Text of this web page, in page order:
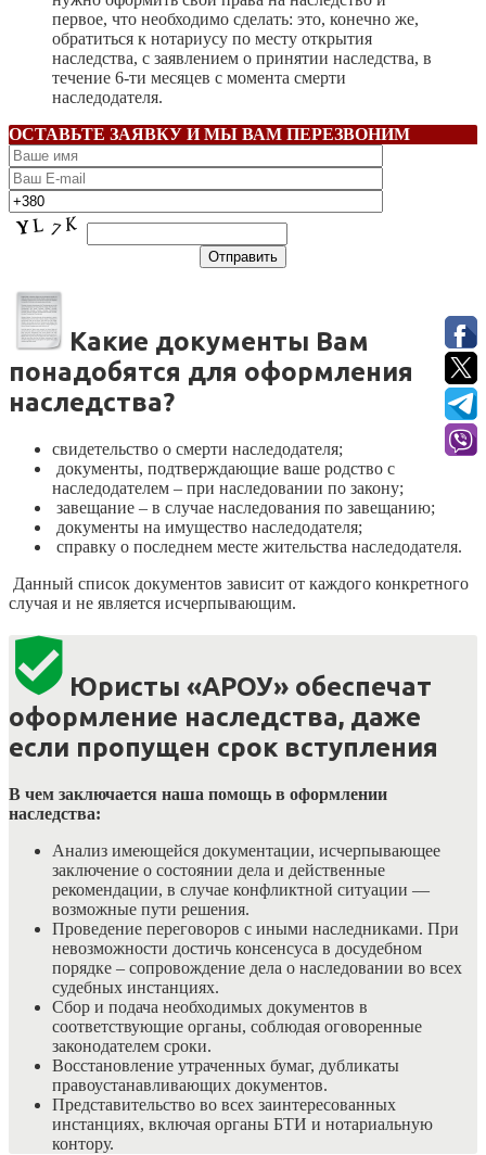
первое, что необходимо сделать: это, конечно же,
обратиться к нотариусу по месту открытия
наследства, с заявлением о принятии наследства, в
течение 6-ти месяцев с момента смерти
наследодателя.
ОСТАВЬТЕ ЗАЯВКУ И МЫ ВАМ ПЕРЕЗВОНИМ
Какие документы Вам
понадобятся для оформления
наследства?
свидетельство о смерти наследодателя;
документы, подтверждающие ваше родство с
наследодателем – при наследовании по закону;
завещание – в случае наследования по завещанию;
документы на имущество наследодателя;
справку о последнем месте жительства наследодателя.
Данный список документов зависит от каждого конкретного
случая и не является исчерпывающим.
Юристы «АРОУ» обеспечат
оформление наследства, даже
если пропущен срок вступления
В чем заключается наша помощь в оформлении
наследства:
Анализ имеющейся документации, исчерпывающее
заключение о состоянии дела и действенные
рекомендации, в случае конфликтной ситуации —
возможные пути решения.
Проведение переговоров с иными наследниками. При
невозможности достичь консенсуса в досудебном
порядке – сопровождение дела о наследовании во всех
судебных инстанциях.
Сбор и подача необходимых документов в
соответствующие органы, соблюдая оговоренные
законодателем сроки.
Восстановление утраченных бумаг, дубликаты
правоустанавливающих документов.
Представительство во всех заинтересованных
инстанциях, включая органы БТИ и нотариальную
контору.